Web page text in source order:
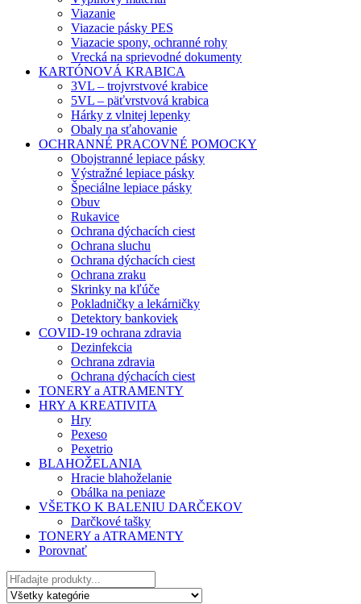
Viazanie
Viazacie pásky PES
Viazacie spony, ochranné rohy
Vrecká na sprievodné dokumenty
KARTÓNOVÁ KRABICA
3VL – trojvrstvové krabice
5VL – päťvrstvová krabica
Hárky z vlnitej lepenky
Obaly na sťahovanie
OCHRANNÉ PRACOVNÉ POMOCKY
Obojstranné lepiace pásky
Výstražné lepiace pásky
Špeciálne lepiace pásky
Obuv
Rukavice
Ochrana dýchacích ciest
Ochrana sluchu
Ochrana dýchacích ciest
Ochrana zraku
Skrinky na kľúče
Pokladničky a lekárničky
Detektory bankoviek
COVID-19 ochrana zdravia
Dezinfekcia
Ochrana zdravia
Ochrana dýchacích ciest
TONERY a ATRAMENTY
HRY A KREATIVITA
Hry
Pexeso
Pexetrio
BLAHOŽELANIA
Hracie blahoželanie
Obálka na peniaze
VŠETKO K BALENIU DARČEKOV
Darčkové tašky
TONERY a ATRAMENTY
Porovnať
Hľadať